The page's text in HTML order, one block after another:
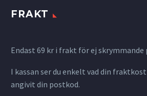
FRAKT
Endast 69 kr i frakt för ej skrymmande
I kassan ser du enkelt vad din
angivit din postkod.